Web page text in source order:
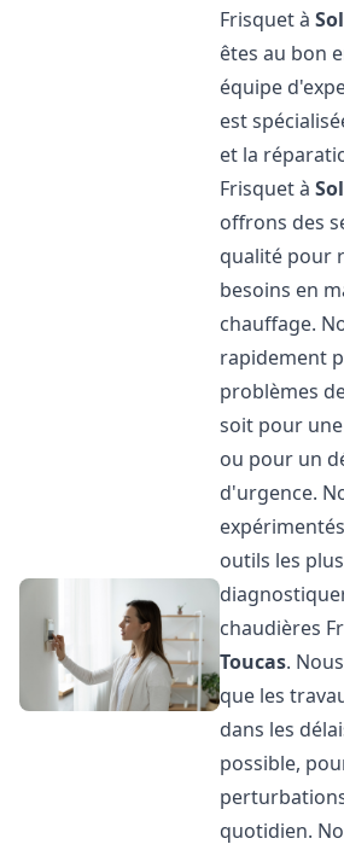
Frisquet à
êtes au bon
équipe
est
et la
Frisquet à
offrons des
qualité pour
besoins en
chauffage.
rapidement
problèmes
soit pour
ou pour un
d'urgence.
outils les
chaudières
Toucas.
que les
dans les
possible,
quotidien.